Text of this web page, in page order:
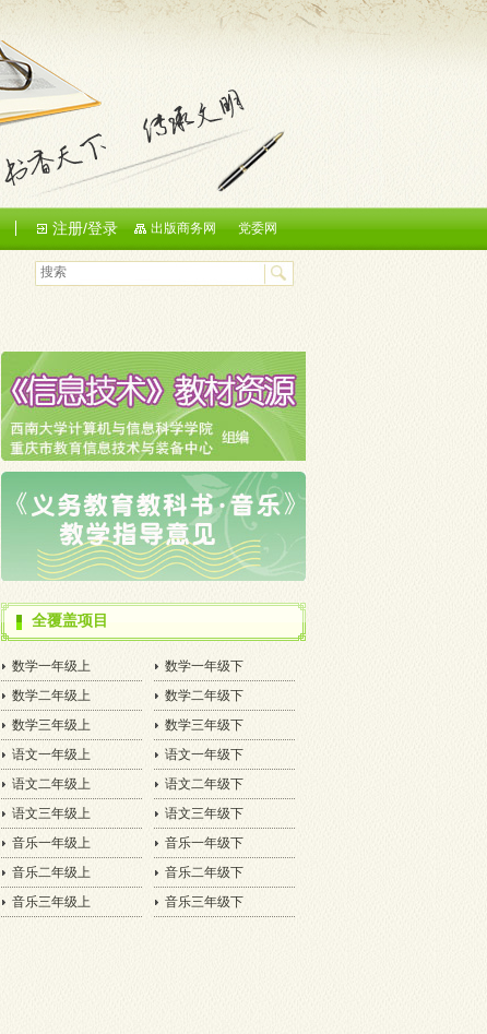
党委网
出版商务网
注册/登录
全覆盖项目
数学一年级上
数学二年级上
数学三年级上
语文一年级上
语文二年级上
语文三年级上
音乐一年级上
音乐二年级上
音乐三年级上
数学一年级下
数学二年级下
数学三年级下
语文一年级下
语文二年级下
语文三年级下
音乐一年级下
音乐二年级下
音乐三年级下